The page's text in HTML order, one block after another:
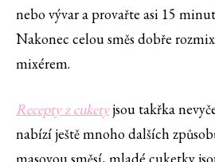
nebo vývar a provařte asi 15
Nakonec celou směs dobře
mixérem.
Recepty z cuketyjsou takřka
nabízí ještě mnoho dalších